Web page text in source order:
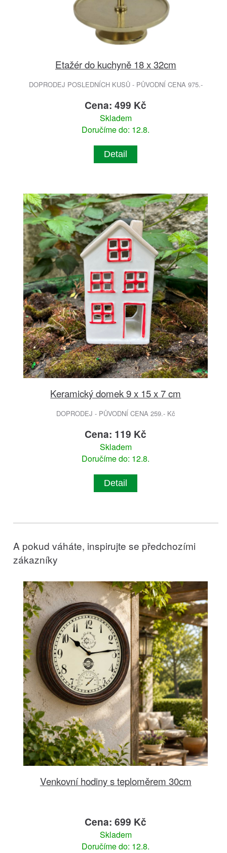
Etažér do kuchyně 18 x 32cm
DOPRODEJ POSLEDNÍCH KUSŮ - PŮVODNÍ CENA 975.-
Cena: 499 Kč
Skladem
Doručíme do: 12.8.
Detail
Keramický domek 9 x 15 x 7 cm
DOPRODEJ - PŮVODNÍ CENA 259.- Kč
Cena: 119 Kč
Skladem
Doručíme do: 12.8.
Detail
A pokud váháte, inspirujte se předchozími
zákazníky
Venkovní hodiny s teploměrem 30cm
Cena: 699 Kč
Skladem
Doručíme do: 12.8.